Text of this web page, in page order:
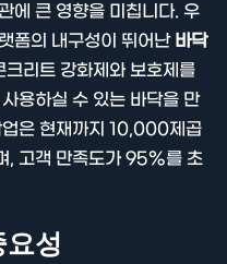
에 큰 영향을 미칩니다. 우
폼의 내구성이 뛰어난 바닥
리트 강화제와 보호제를
용하실 수 있는 바닥을 만
업은 현재까지 10,000제곱
, 고객 만족도가 95%를 초
성